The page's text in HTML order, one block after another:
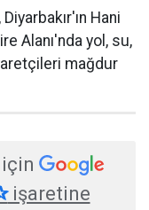
Hani
Alanı'nda yol, su,
mağdur
işaretine